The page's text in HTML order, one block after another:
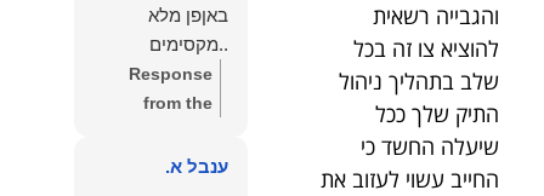
והגבייה רשאית
להוציא צו זה בכל
שלב בתהליך ניהול
התיק שלך ככל
שיעלה החשד כי
החייב עשוי לעזוב את
באןפן מלא
..מקסימים
ונעימים אוזן
קשבת, ונונתנים
מלא ואמיתי..שפו
Response
from the
רבה על המילים
ענבל א.